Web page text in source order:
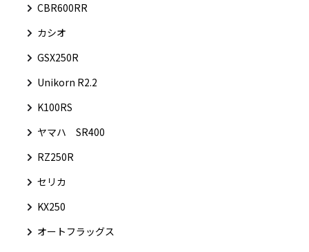
CBR600RR
カシオ
GSX250R
Unikorn R2.2
K100RS
ヤマハ SR400
RZ250R
セリカ
KX250
オートフラッグス